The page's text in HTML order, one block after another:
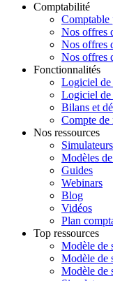
Comptabilité
Comptable
Nos offres
Nos offres
Nos offres
Fonctionnalités
Logiciel
Logiciel de
Bilans et
Compte de
Nos ressources
Simulateurs
Modèles
Guides
Webinars
Blog
Vidéos
Plan
Top ressources
Modèle de
Modèle de
Modèle de